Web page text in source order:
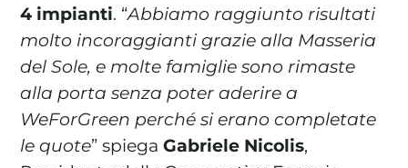
4 impianti. “Abbiamo raggiunto risultati
molto incoraggianti grazie alla Masseria
del Sole, e molte famiglie sono rimaste
alla porta senza poter aderire a
WeForGreen perché si erano completate
le quote” spiegaGabriele Nicolis,